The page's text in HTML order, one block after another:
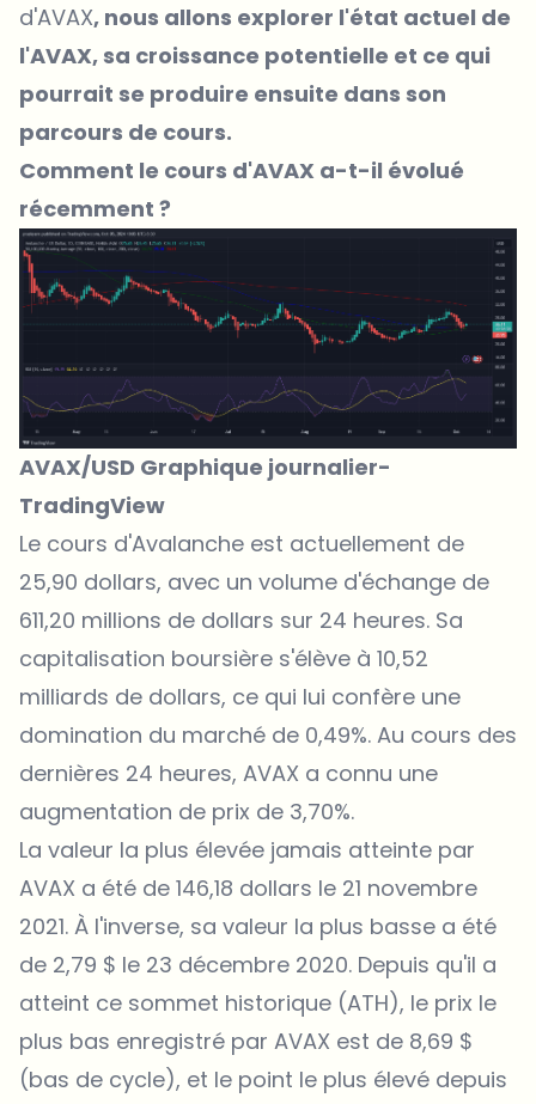
d'AVAX, nous allons explorer l'état actuel de
l'AVAX, sa croissance potentielle et ce qui
pourrait se produire ensuite dans son
parcours de cours.
Comment le cours d'AVAX a-t-il évolué
récemment ?
AVAX/USD Graphique journalier-
TradingView
Le cours d'Avalanche est actuellement de
25,90 dollars, avec un volume d'échange de
611,20 millions de dollars sur 24 heures. Sa
capitalisation boursière s'élève à 10,52
milliards de dollars, ce qui lui confère une
domination du marché de 0,49%. Au cours des
dernières 24 heures, AVAX a connu une
augmentation de prix de 3,70%.
La valeur la plus élevée jamais atteinte par
AVAX a été de 146,18 dollars le 21 novembre
2021. À l'inverse, sa valeur la plus basse a été
de 2,79 $ le 23 décembre 2020. Depuis qu'il a
atteint ce sommet historique (ATH), le prix le
plus bas enregistré par AVAX est de 8,69 $
(bas de cycle), et le point le plus élevé depuis